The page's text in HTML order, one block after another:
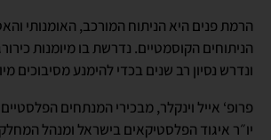
הרמת פנים היא הניתוח המורכב, האומנותי
הניתוחים הקוסמטיים. נדרשת בו מיומנות
ונדרש נסיון רב שנים בכדי להימנע מסיבוכים
פרופ‘ אייל וינקלר, מבכירי המנתחים
יו״ר איגוד הפלסטיקאים בישראל ומנהל